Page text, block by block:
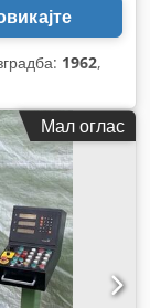
1962,
Мал оглас